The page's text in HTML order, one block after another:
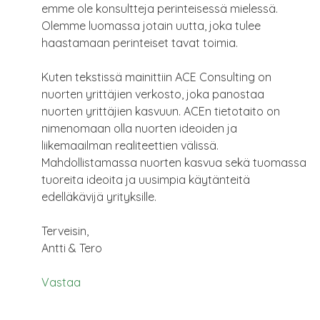
emme ole konsultteja perinteisessä mielessä.
Olemme luomassa jotain uutta, joka tulee
haastamaan perinteiset tavat toimia.
Kuten tekstissä mainittiin ACE Consulting on
nuorten yrittäjien verkosto, joka panostaa
nuorten yrittäjien kasvuun. ACEn tietotaito on
nimenomaan olla nuorten ideoiden ja
liikemaailman realiteettien välissä.
Mahdollistamassa nuorten kasvua sekä tuomassa
tuoreita ideoita ja uusimpia käytänteitä
edelläkävijä yrityksille.
Terveisin,
Antti & Tero
Vastaa